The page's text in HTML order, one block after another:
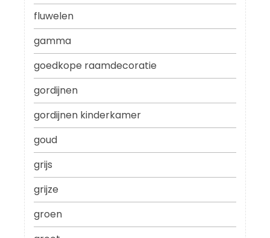
fluwelen
gamma
goedkope raamdecoratie
gordijnen
gordijnen kinderkamer
goud
grijs
grijze
groen